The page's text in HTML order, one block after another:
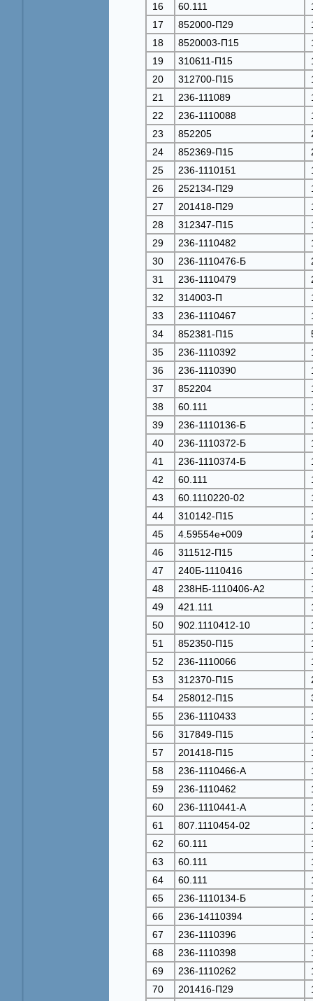
16
60.111
17
852000-П29
18
8520003-П15
19
310611-П15
20
312700-П15
21
236-111089
22
236-1110088
23
852205
24
852369-П15
25
236-1110151
26
252134-П29
27
201418-П29
28
312347-П15
29
236-1110482
30
236-1110476-Б
31
236-1110479
32
314003-П
33
236-1110467
34
852381-П15
35
236-1110392
36
236-1110390
37
852204
38
60.111
39
236-1110136-Б
40
236-1110372-Б
41
236-1110374-Б
42
60.111
43
60.1110220-02
44
310142-П15
45
4.59554e+009
46
311512-П15
47
240Б-1110416
48
238НБ-1110406-А2
49
421.111
50
902.1110412-10
51
852350-П15
52
236-1110066
53
312370-П15
54
258012-П15
55
236-1110433
56
317849-П15
57
201418-П15
58
236-1110466-А
59
236-1110462
60
236-1110441-А
61
807.1110454-02
62
60.111
63
60.111
64
60.111
65
236-1110134-Б
66
236-14110394
67
236-1110396
68
236-1110398
69
236-1110262
70
201416-П29